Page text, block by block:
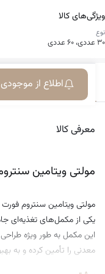
قرص لاغری جی سی
• قرص جی سی « اورجینال »
• فاقد آمفتامين و تركیبات
• بالا بردن سوخت و ساز بدن
• بین ۵تا۹ کیلو و ۲سایز‌کاهش در ماه
ویژگی‌های کالا
نوع
۳۰ عددی، ۶۰ عددی
اطلاع از موجودیمعرفی کالا ویژگی‌ها
معرفی کالا
مولتی ویتامین سنتروم
یکی از مکمل‌های تغذیه‌ای
این مکمل به طور ویژه طراحی
معدنی را تأمین کرده و به